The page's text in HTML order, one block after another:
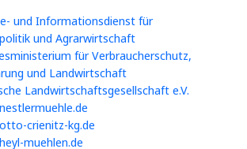
und Informationsdienst für
und Agrarwirtschaft
für Verbraucherschutz,
und Landwirtschaft
Landwirtschaftsgesellschaft e.V.
crienitz-kg.de
muehlen.de